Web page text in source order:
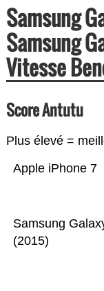
Samsung
Samsung
Vitesse
Score Antutu
Plus élevé =
Samsung
(2015)
Apple iPhone 7